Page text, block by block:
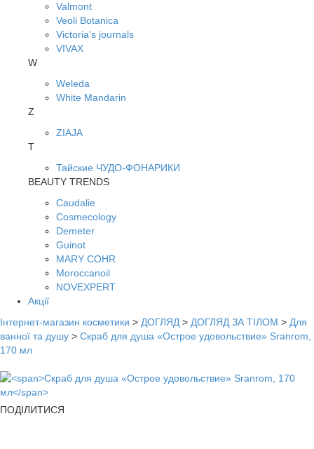
Valmont
Veoli Botanica
Victoria's journals
VIVAX
W
Weleda
White Mandarin
Z
ZIAJA
Т
Тайские ЧУДО-ФОНАРИКИ
BEAUTY TRENDS
Caudalie
Cosmecology
Demeter
Guinot
MARY COHR
Moroccanoil
NOVEXPERT
Акції
Інтернет-магазин косметики > ДОГЛЯД > ДОГЛЯД ЗА ТІЛОМ > Для
ванної та душу > Скраб для душа «Острое удовольствие» Sranrom,
170 мл
ПОДІЛИТИСЯ